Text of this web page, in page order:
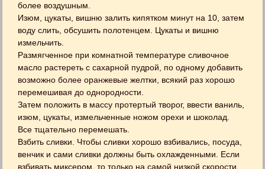
более воздушным.
Изюм, цукаты, вишню залить кипятком минут на 10, затем
воду слить, обсушить полотенцем. Цукаты и вишню
измельчить.
Размягченное при комнатной температуре сливочное
масло растереть с сахарной пудрой, по одному добавить
возможно более оранжевые желтки, всякий раз хорошо
перемешивая до однородности.
Затем положить в массу протертый творог, ввести ваниль,
изюм, цукаты, измельченные ножом орехи и шоколад.
Все тщательно перемешать.
Взбить сливки. Чтобы сливки хорошо взбивались, посуда,
венчик и сами сливки должны быть охлажденными. Если
взбивать миксером, то только на самой низкой скорости,